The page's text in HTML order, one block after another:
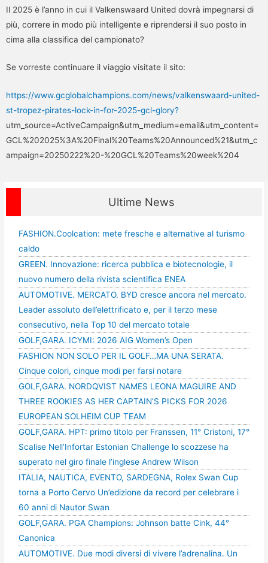
Il 2025 è l’anno in cui il Valkenswaard United dovrà impegnarsi di
più, correre in modo più intelligente e riprendersi il suo posto in
cima alla classifica del campionato?
Se vorreste continuare il viaggio visitate il sito:
https://www.gcglobalchampions.com/news/valkenswaard-united-
st-tropez-pirates-lock-in-for-2025-gcl-glory?
utm_source=ActiveCampaign&utm_medium=email&utm_content=
GCL%202025%3A%20Final%20Teams%20Announced%21&utm_c
ampaign=20250222%20-%20GCL%20Teams%20week%204
Ultime News
FASHION.Coolcation: mete fresche e alternative al turismo
caldo
GREEN. Innovazione: ricerca pubblica e biotecnologie, il
nuovo numero della rivista scientifica ENEA
AUTOMOTIVE. MERCATO. BYD cresce ancora nel mercato.
Leader assoluto dell’elettrificato e, per il terzo mese
consecutivo, nella Top 10 del mercato totale
GOLF,GARA. ICYMI: 2026 AIG Women’s Open
FASHION NON SOLO PER IL GOLF…MA UNA SERATA.
Cinque colori, cinque modi per farsi notare
GOLF,GARA. NORDQVIST NAMES LEONA MAGUIRE AND
THREE ROOKIES AS HER CAPTAIN’S PICKS FOR 2026
EUROPEAN SOLHEIM CUP TEAM
GOLF,GARA. HPT: primo titolo per Franssen, 11° Cristoni, 17°
Scalise Nell’Infortar Estonian Challenge lo scozzese ha
superato nel giro finale l’inglese Andrew Wilson
ITALIA, NAUTICA, EVENTO, SARDEGNA, Rolex Swan Cup
torna a Porto Cervo Un’edizione da record per celebrare i
60 anni di Nautor Swan
GOLF,GARA. PGA Champions: Johnson batte Cink, 44°
Canonica
AUTOMOTIVE. Due modi diversi di vivere l’adrenalina. Un